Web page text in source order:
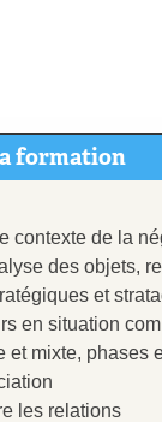
formation
contexte de la
des objets,
et
en situation
et mixte, phases
les relations